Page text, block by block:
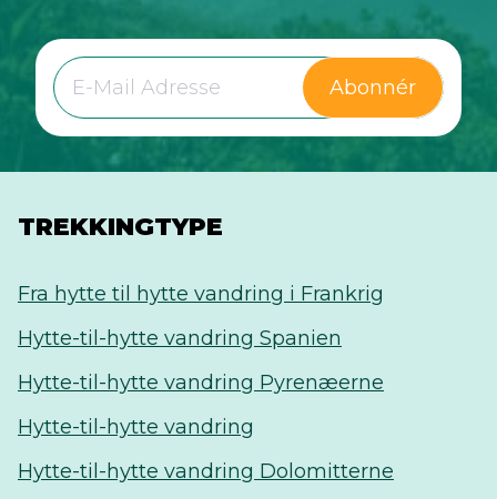
Abonnér
TREKKINGTYPE
Fra hytte til hytte vandring i Frankrig
Hytte-til-hytte vandring Spanien
Hytte-til-hytte vandring Pyrenæerne
Hytte-til-hytte vandring
Hytte-til-hytte vandring Dolomitterne